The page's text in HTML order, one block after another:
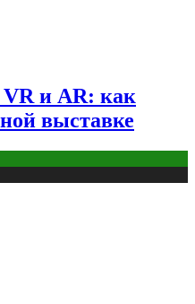
VR и AR: как
выставке